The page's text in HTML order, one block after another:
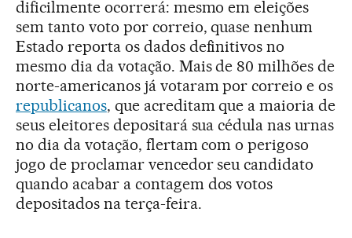
dificilmente ocorrerá: mesmo em eleições
sem tanto voto por correio, quase nenhum
Estado reporta os dados definitivos no
mesmo dia da votação. Mais de 80 milhões de
norte-americanos já votaram por correio e os
republicanos, que acreditam que a maioria de
seus eleitores depositará sua cédula nas urnas
no dia da votação, flertam com o perigoso
jogo de proclamar vencedor seu candidato
quando acabar a contagem dos votos
depositados na terça-feira.